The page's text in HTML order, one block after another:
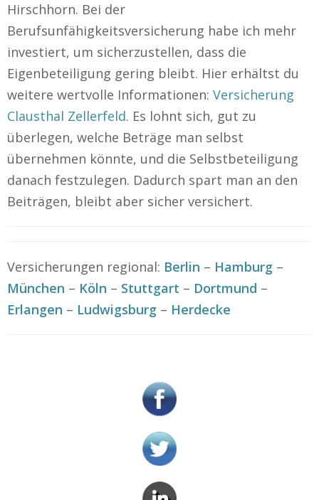
Hirschhorn. Bei der
Berufsunfähigkeitsversicherung habe ich mehr
investiert, um sicherzustellen, dass die
Eigenbeteiligung gering bleibt. Hier erhältst du
weitere wertvolle Informationen: Versicherung
Clausthal Zellerfeld. Es lohnt sich, gut zu
überlegen, welche Beträge man selbst
übernehmen könnte, und die Selbstbeteiligung
danach festzulegen. Dadurch spart man an den
Beiträgen, bleibt aber sicher versichert.
Versicherungen regional: Berlin – Hamburg –
München – Köln – Stuttgart – Dortmund –
Erlangen – Ludwigsburg – Herdecke